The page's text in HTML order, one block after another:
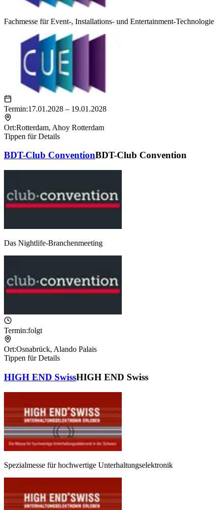
Fachmesse für Event-, Installations- und Entertainment-Technologie
Termin:17.01.2028 – 19.01.2028
Ort:Rotterdam, Ahoy Rotterdam
Tippen für Details
BDT-Club ConventionBDT-Club Convention
Das Nightlife-Branchenmeeting
Termin:folgt
Ort:Osnabrück, Alando Palais
Tippen für Details
HIGH END SwissHIGH END Swiss
Spezialmesse für hochwertige Unterhaltungselektronik